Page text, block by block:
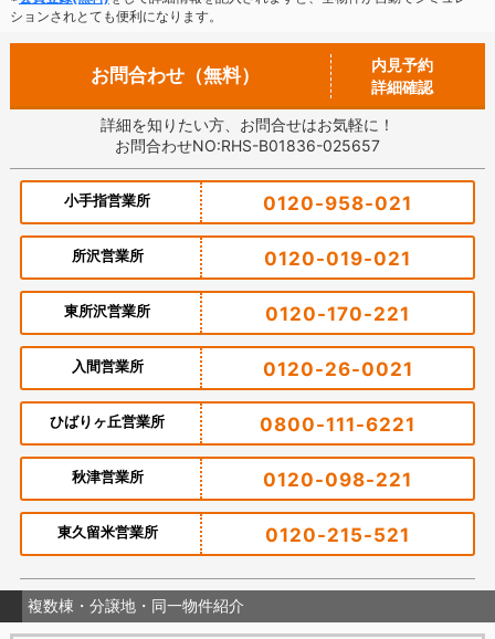
ションされとても便利になります。
お問合わせ（無料）
内見予約
詳細確認
詳細を知りたい方、お問合せはお気軽に！
お問合わせNO:RHS-B01836-025657
小手指営業所 0120-958-021
所沢営業所 0120-019-021
東所沢営業所 0120-170-221
入間営業所 0120-26-0021
ひばりヶ丘営業所 0800-111-6221
秋津営業所 0120-098-221
東久留米営業所 0120-215-521
複数棟・分譲地・同一物件紹介